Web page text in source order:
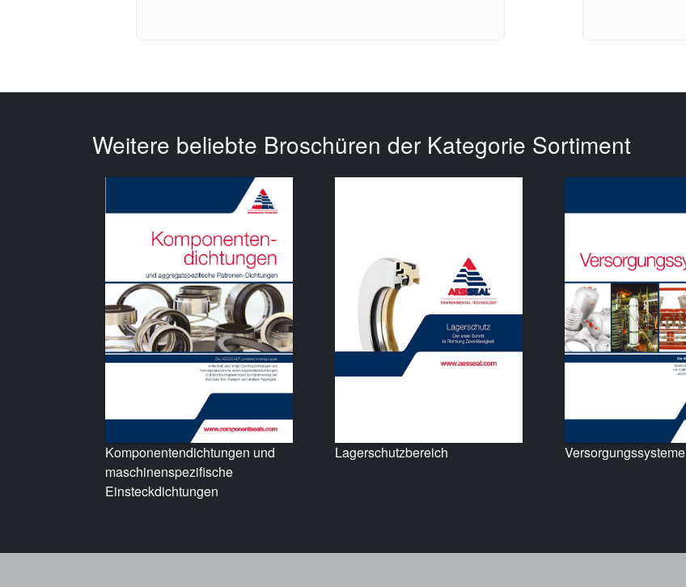
Weitere beliebte Broschüren der Kategorie Sortiment
Komponentendichtungen und
maschinenspezifische
Einsteckdichtungen
Lagerschutzbereich Versorgungssysteme